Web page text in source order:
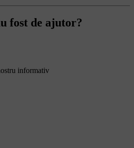
fost de ajutor?